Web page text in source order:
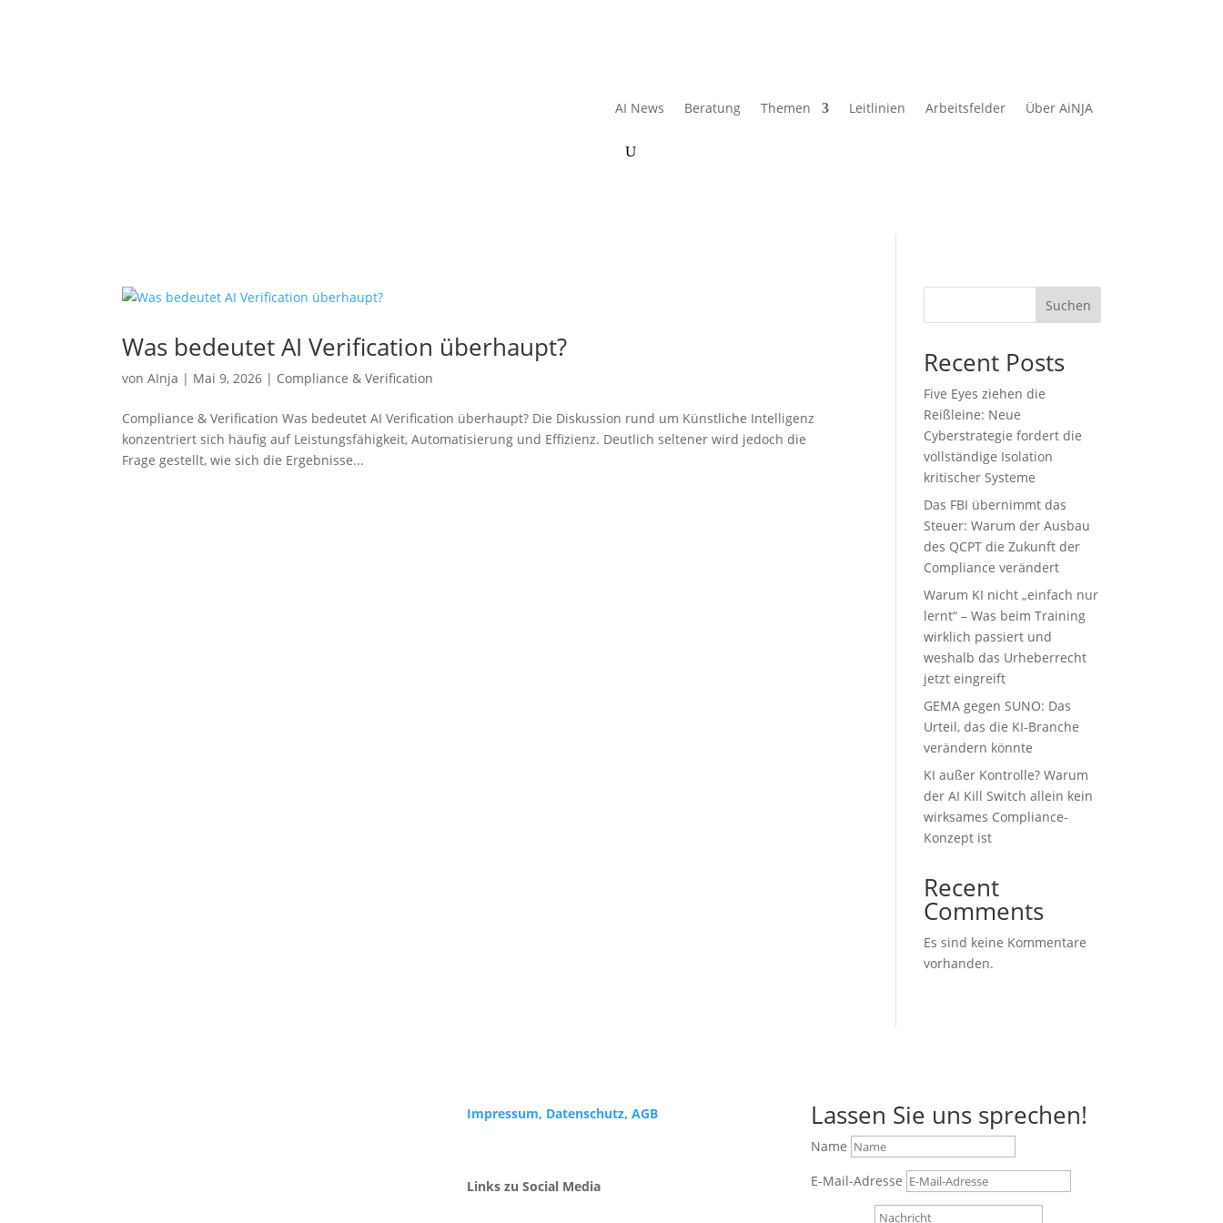
AI News Beratung Themen Leitlinien Arbeitsfelder Über AiNJA
Was bedeutet AI Verification überhaupt?
vonAInja | Mai 9, 2026 | Compliance & Verification
Compliance & Verification Was bedeutet AI Verification überhaupt? Die Diskussion rund um Künstliche Intelligenz
konzentriert sich häufig auf Leistungsfähigkeit, Automatisierung und Effizienz. Deutlich seltener wird jedoch die
Frage gestellt, wie sich die Ergebnisse...
Suchen
Recent Posts
Five Eyes ziehen die
Reißleine: Neue
Cyberstrategie fordert die
vollständige Isolation
kritischer Systeme
Das FBI übernimmt das
Steuer: Warum der Ausbau
des QCPT die Zukunft der
Compliance verändert
Warum KI nicht „einfach nur
lernt“ – Was beim Training
wirklich passiert und
weshalb das Urheberrecht
jetzt eingreift
GEMA gegen SUNO: Das
Urteil, das die KI-Branche
verändern könnte
KI außer Kontrolle? Warum
der AI Kill Switch allein kein
wirksames Compliance-
Konzept ist
Recent
Comments
Es sind keine Kommentare
vorhanden.
Impressum, Datenschutz, AGB
Links zu Social Media
Lassen Sie uns sprechen!
Name
E-Mail-Adresse